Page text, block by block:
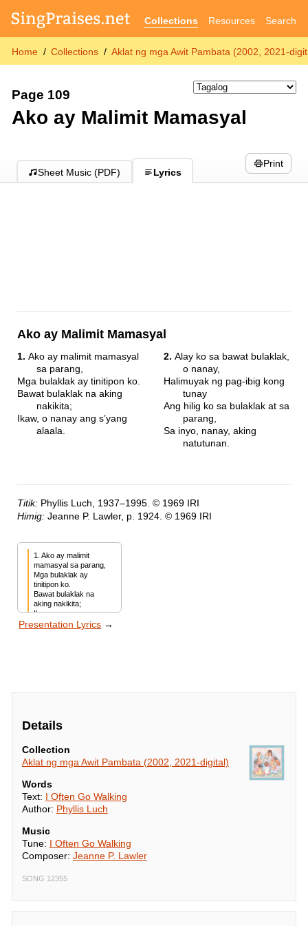
Collections Resources Search
Home Collections Aklat ng mga Awit Pambata (2002, 2021-
Page 109
Ako ay Malimit Mamasyal
Sheet Music (PDF) Lyrics
Print
Ako ay Malimit Mamasyal
1.Ako ay malimit mamasyal
sa parang,
Mga bulaklak ay tinitipon ko.
Bawat bulaklak na aking
nakikita;
Ikaw, o nanay ang s’yang
alaala.
2. Alay ko sa bawat bulaklak,
o nanay,
Halimuyak ng pag-ibig kong
tunay
Ang hilig ko sa bulaklak at sa
parang,
Sa inyo, nanay, aking
natutunan.
Titik: Phyllis Luch, 1937–1995. © 1969 IRI
Himig: Jeanne P. Lawler, p. 1924. © 1969 IRI
1. Ako ay malimit
mamasyal sa parang,
Mga bulaklak ay
tinitipon ko.
Bawat bulaklak na
aking nakikita;
Ikaw, o nanay ang
s’yang alaala.
Presentation Lyrics →
Details
Collection
Aklat ng mga Awit Pambata (2002, 2021-digital)
Words
Text: I Often Go Walking
Author: Phyllis Luch
Music
Tune: I Often Go Walking
Composer: Jeanne P. Lawler
SONG 12355